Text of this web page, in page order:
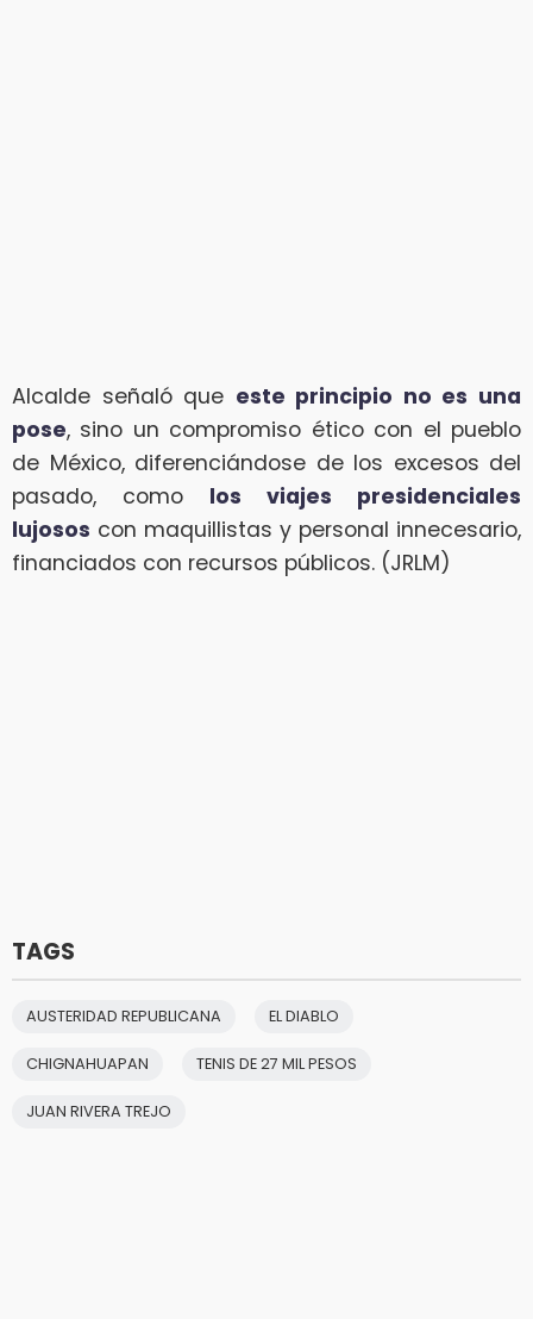
Alcalde señaló que este principio no es una
pose, sino un compromiso ético con el pueblo
de México, diferenciándose de los excesos del
pasado, como los viajes presidenciales
lujosos con maquillistas y personal innecesario,
financiados con recursos públicos. (JRLM)
TAGS
AUSTERIDAD REPUBLICANA EL DIABLO
CHIGNAHUAPAN TENIS DE 27 MIL PESOS
JUAN RIVERA TREJO